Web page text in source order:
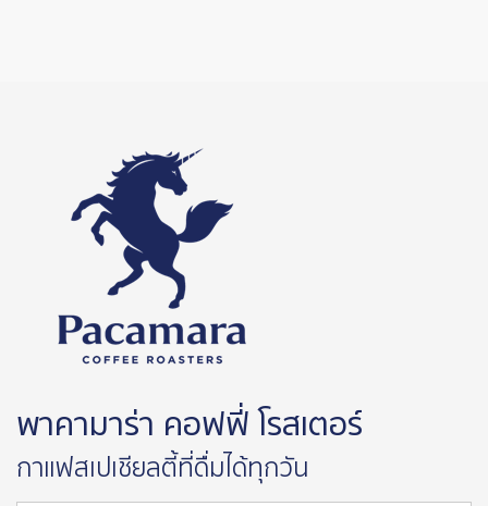
พาคามาร่า คอฟฟี่ โรสเตอร์
กาแฟสเปเชียลตี้ที่ดื่มได้ทุกวัน